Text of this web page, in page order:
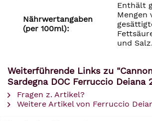
Nährwertangaben
(per 100ml):
Enthält
Mengen
und Salz.
Weiterführende Links zu
Sardegna DOC Ferruccio Deiana
Fragen z. Artikel?
Weitere Artikel von Ferruccio